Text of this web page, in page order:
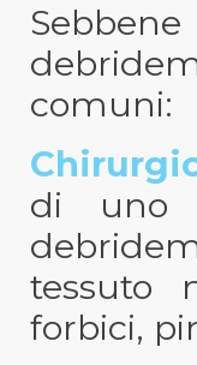
comuni:
di uno
tessuto
forbici,